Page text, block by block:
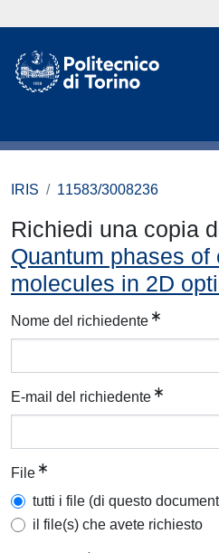
IRIS 11583/3008236
Richiedi una copia
Quantum phases of
molecules in 2D
Nome del richiedente
E-mail del richiedente
File
tutti i file (di questo
il file(s) che avete richiesto